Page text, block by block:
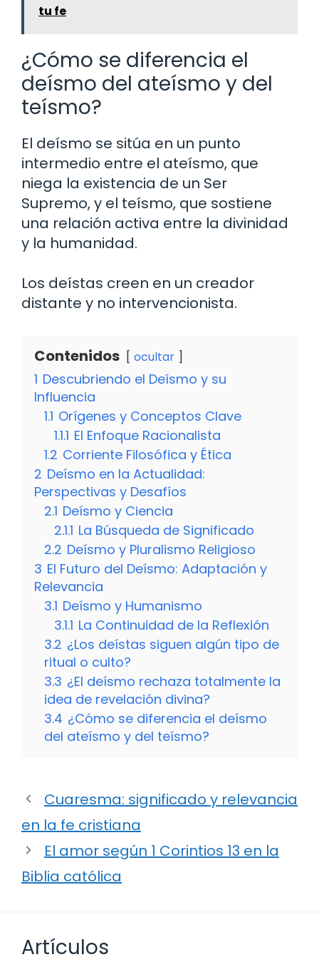
tu fe
¿Cómo se diferencia el
deísmo del ateísmo y del
teísmo?
El deísmo se sitúa en un punto
intermedio entre el ateísmo, que
niega la existencia de un Ser
Supremo, y el teísmo, que sostiene
una relación activa entre la divinidad
y la humanidad.
Los deístas creen en un creador
distante y no intervencionista.
Contenidos ocultar
1 Descubriendo el Deísmo y su
Influencia
1.1 Orígenes y Conceptos Clave
1.1.1 El Enfoque Racionalista
1.2 Corriente Filosófica y Ética
2 Deísmo en la Actualidad:
Perspectivas y Desafíos
2.1 Deísmo y Ciencia
2.1.1 La Búsqueda de Significado
2.2 Deísmo y Pluralismo Religioso
3 El Futuro del Deísmo: Adaptación y
Relevancia
3.1 Deísmo y Humanismo
3.1.1 La Continuidad de la Reflexión
3.2 ¿Los deístas siguen algún tipo de
ritual o culto?
3.3 ¿El deísmo rechaza totalmente la
idea de revelación divina?
3.4 ¿Cómo se diferencia el deísmo
del ateísmo y del teísmo?
Cuaresma: significado y relevancia
en la fe cristiana
El amor según 1 Corintios 13 en la
Biblia católica
Artículos